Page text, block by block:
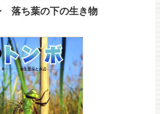
落ち葉の下の生き物